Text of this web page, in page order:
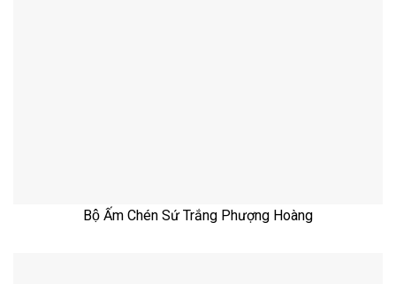
Bộ Ấm Chén Sứ Trắng Phượng Hoàng